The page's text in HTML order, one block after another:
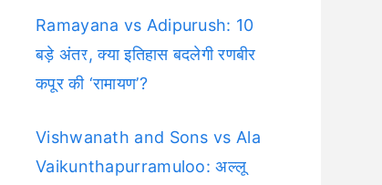
Ramayana vs Adipurush: 10
बड़े अंतर, क्या इतिहास बदलेगी रणबीर
कपूर की ‘रामायण’?
Vishwanath and Sons vs Ala
Vaikunthapurramuloo: अल्लू